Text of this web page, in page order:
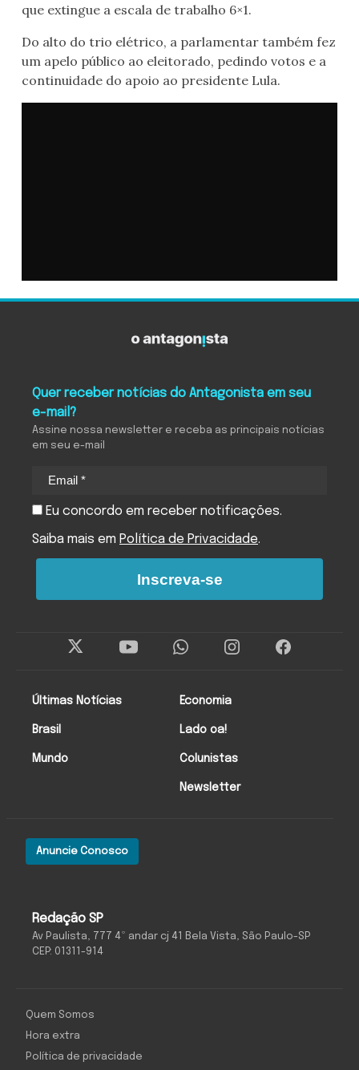
que extingue a escala de trabalho 6×1.
Do alto do trio elétrico, a parlamentar também fez
um apelo público ao eleitorado, pedindo votos e a
continuidade do apoio ao presidente Lula.
Redação SP
Av Paulista, 777 4º andar cj 41 Bela Vista, São Paulo-SP
CEP: 01311-914
Anuncie Conosco
Últimas Notícias
Brasil
Mundo
Economia
Lado oa!
Colunistas
Newsletter
Quer receber notícias do Antagonista em seu
e-mail?
Assine nossa newsletter e receba as principais notícias
em seu e-mail
Eu concordo em receber notificações.
Saiba mais em Política de Privacidade.
Inscreva-se
Quem Somos
Hora extra
Política de privacidade